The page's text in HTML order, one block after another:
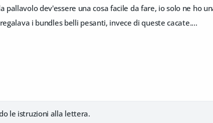
pallavolo dev'essere una cosa facile da fare, io solo ne ho
i bundles belli pesanti, invece di queste cacate....
le istruzioni alla lettera.